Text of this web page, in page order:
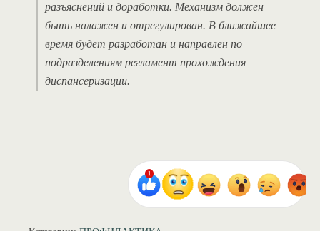
разъяснений и доработки. Механизм должен
быть налажен и отрегулирован. В ближайшее
время будет разработан и направлен по
подразделениям регламент прохождения
диспансеризации.